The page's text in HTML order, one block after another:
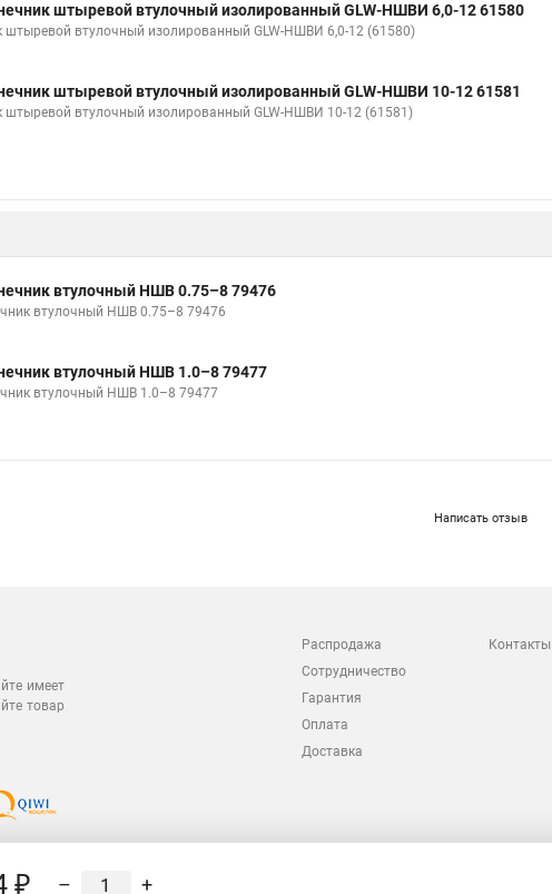
штыревой втулочный изолированный GLW-НШВИ 6,0-12 61580
штыревой втулочный изолированный GLW-НШВИ 6,0-12 (61580)
штыревой втулочный изолированный GLW-НШВИ 10-12 61581
штыревой втулочный изолированный GLW-НШВИ 10-12 (61581)
втулочный НШВ 0.75–8 79476
втулочный НШВ 0.75–8 79476
втулочный НШВ 1.0–8 79477
втулочный НШВ 1.0–8 79477
Написать отзыв
имеет
товар
Распродажа
Сотрудничество
Гарантия
Оплата
Доставка
Контакты
₽ – +